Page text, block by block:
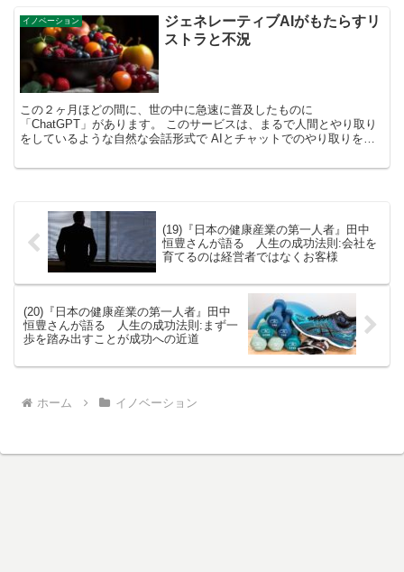
イノベーション
ジェネレーティブAIがもたらすリ
ストラと不況
この２ヶ月ほどの間に、世の中に急速に普及したものに
「ChatGPT」があります。 このサービスは、まるで人間とやり取り
をしているような自然な会話形式で AIとチャットでのやり取りを行
(19)『日本の健康産業の第一人者』田中
恒豊さんが語る 人生の成功法則:会社を
育てるのは経営者ではなくお客様
(20)『日本の健康産業の第一人者』田中
恒豊さんが語る 人生の成功法則:まず一
歩を踏み出すことが成功への近道
ホーム イノベーション